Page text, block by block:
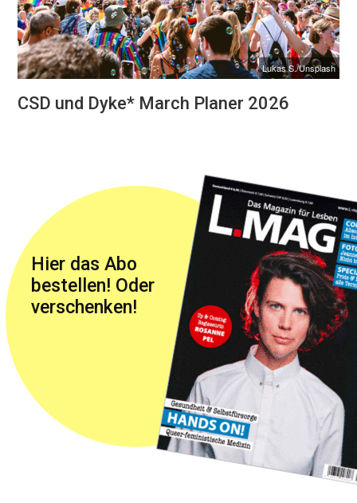
Lukas S./Unsplash
CSD und Dyke* March Planer 2026
Hier das Abo
bestellen! Oder
verschenken!